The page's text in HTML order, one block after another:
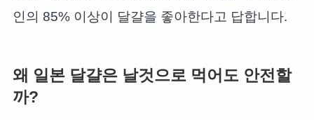
인의 85% 이상이 달걀을 좋아한다고 답합니다.
왜 일본 달걀은 날것으로 먹어도 안전할
까?